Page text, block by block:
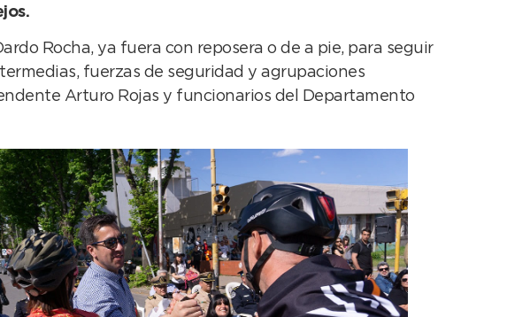
Rocha, ya fuera con reposera o de a pie, para seguir
fuerzas de seguridad y agrupaciones
Arturo Rojas y funcionarios del Departamento